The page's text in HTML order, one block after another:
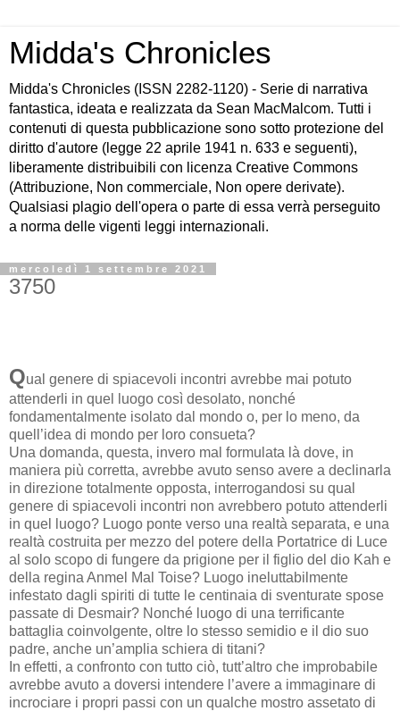
Midda's Chronicles
Midda's Chronicles (ISSN 2282-1120) - Serie di narrativa
fantastica, ideata e realizzata da Sean MacMalcom. Tutti i
contenuti di questa pubblicazione sono sotto protezione del
diritto d'autore (legge 22 aprile 1941 n. 633 e seguenti),
liberamente distribuibili con licenza Creative Commons
(Attribuzione, Non commerciale, Non opere derivate).
Qualsiasi plagio dell'opera o parte di essa verrà perseguito
a norma delle vigenti leggi internazionali.
mercoledì 1 settembre 2021
3750
Qual genere di spiacevoli incontri avrebbe mai potuto
attenderli in quel luogo così desolato, nonché
fondamentalmente isolato dal mondo o, per lo meno, da
quell’idea di mondo per loro consueta?
Una domanda, questa, invero mal formulata là dove, in
maniera più corretta, avrebbe avuto senso avere a declinarla
in direzione totalmente opposta, interrogandosi su qual
genere di spiacevoli incontri non avrebbero potuto attenderli
in quel luogo? Luogo ponte verso una realtà separata, e una
realtà costruita per mezzo del potere della Portatrice di Luce
al solo scopo di fungere da prigione per il figlio del dio Kah e
della regina Anmel Mal Toise? Luogo ineluttabilmente
infestato dagli spiriti di tutte le centinaia di sventurate spose
passate di Desmair? Nonché luogo di una terrificante
battaglia coinvolgente, oltre lo stesso semidio e il dio suo
padre, anche un’amplia schiera di titani?
In effetti, a confronto con tutto ciò, tutt’altro che improbabile
avrebbe avuto a doversi intendere l’avere a immaginare di
incrociare i propri passi con un qualche mostro assetato di